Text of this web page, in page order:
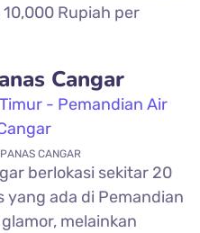
Rupiah per
Cangar
CANGAR
berlokasi sekitar 20
yang ada di Pemandian
melainkan